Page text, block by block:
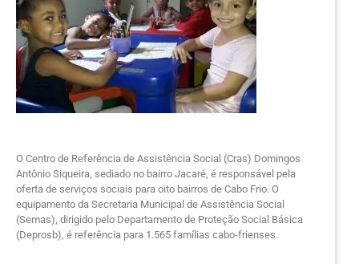
O Centro de Referência de Assistência Social (Cras) Domingos
Antônio Siqueira, sediado no bairro Jacaré, é responsável pela
oferta de serviços sociais para oito bairros de Cabo Frio. O
equipamento da Secretaria Municipal de Assistência Social
(Semas), dirigido pelo Departamento de Proteção Social Básica
(Deprosb), é referência para 1.565 famílias cabo-frienses.